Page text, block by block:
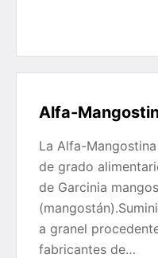
Alfa-
La Alfa-
de grado
de Garcinia
a granel
fabricantes de…